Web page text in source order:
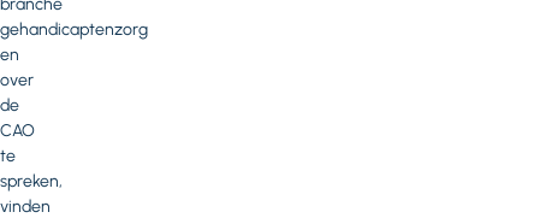
gehandicaptenzorg
en
over
de
CAO
te
spreken,
vinden